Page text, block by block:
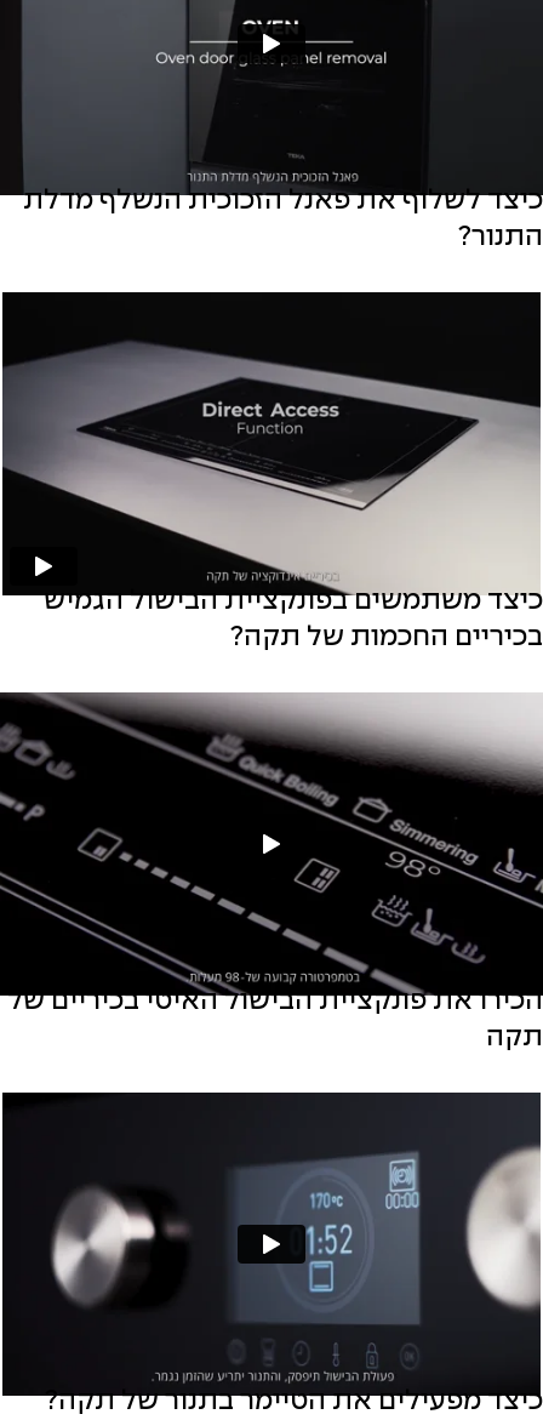
כיצד לשלוף את פאנל הזכוכית הנשלף מדלת
התנור?
כיצד משתמשים בפונקציית הבישול הגמיש
בכיריים החכמות של תקה?
הכירו את פונקציית הבישול האיטי בכיריים של
תקה
כיצד מפעילים את הטיימר בתנור של תקה?